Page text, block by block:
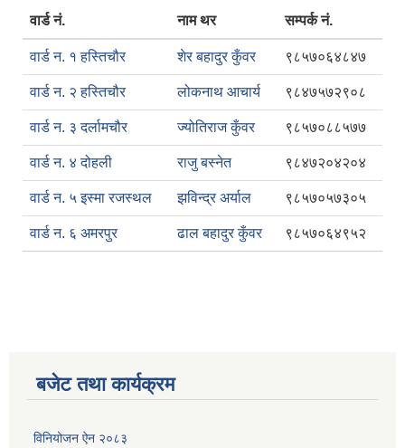
वार्ड नं. नाम थर सम्पर्क नं.
वार्ड न. १ हस्तिचौर शेर बहादुर कुँवर ९८५७०६४८४७
वार्ड न. २ हस्तिचौर लोकनाथ आचार्य ९८४७५७२९०८
वार्ड न. ३ दर्लामचौर ज्योतिराज कुँवर ९८५७०८८५७७
वार्ड न. ४ दोहली राजु बस्नेत ९८४७२०४२०४
वार्ड न. ५ इस्मा रजस्थल झविन्द्र अर्याल ९८५७०५७३०५
वार्ड न. ६ अमरपुर ढाल बहादुर कुँवर ९८५७०६४९५२
बजेट तथा कार्यक्रम
विनियोजन ऐन २०८३